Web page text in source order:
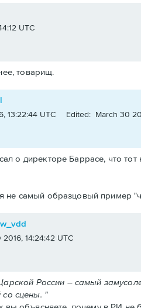
UTC
товарищ.
13:22:44 UTC Edited: March 30
о директоре Баррасе, что
не самый образцовый пример
2016, 14:24:42 UTC
России – самый
со сцены. "